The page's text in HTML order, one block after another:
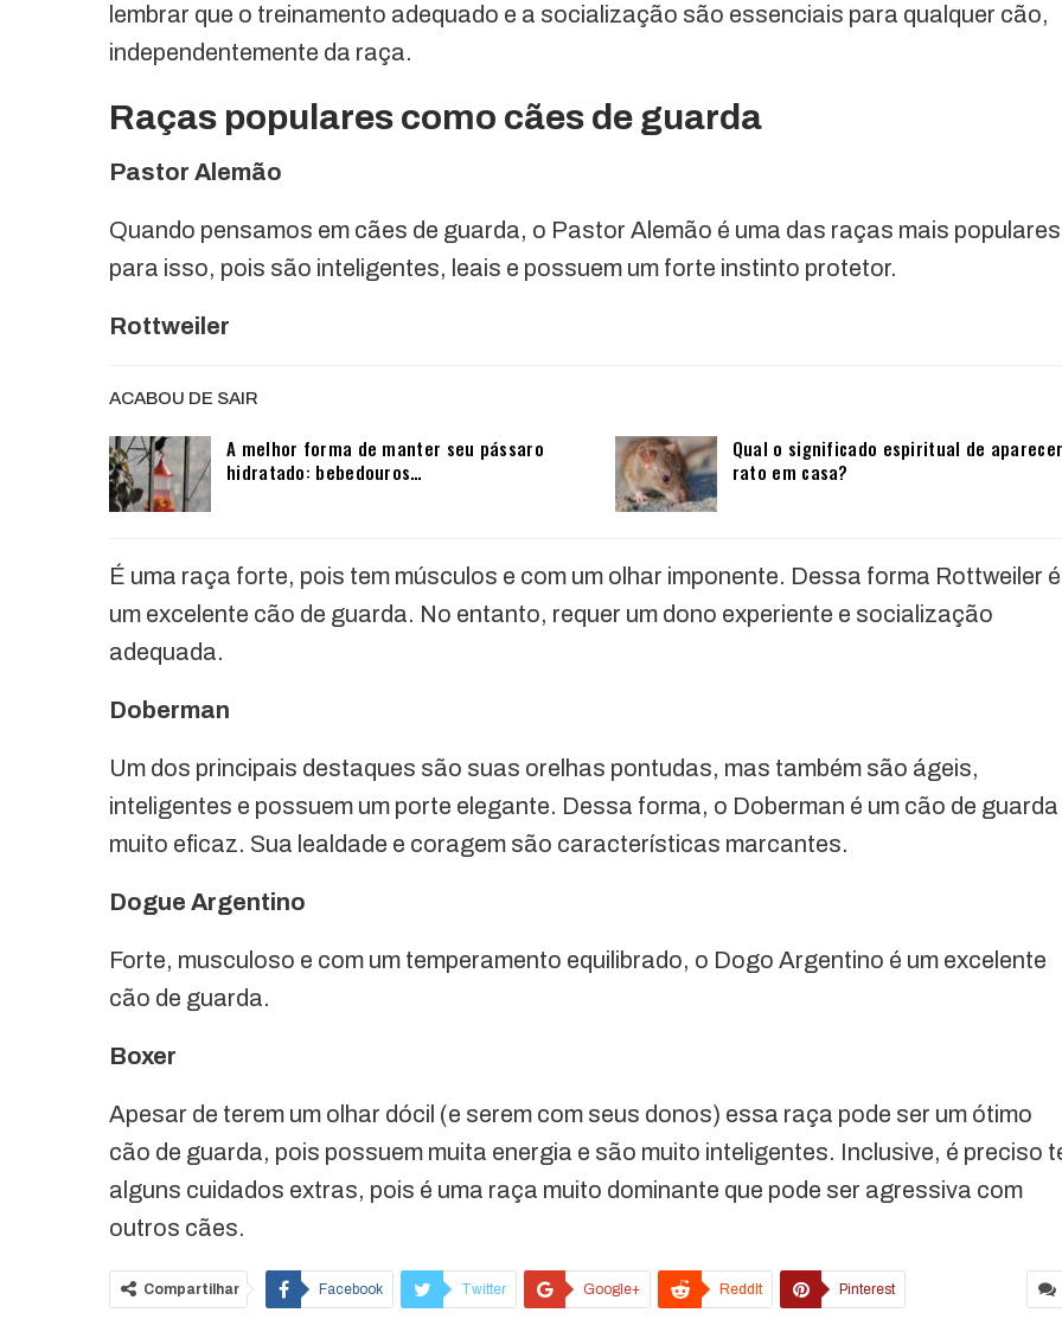
lembrar que o treinamento adequado e a socialização são essenciais para qualquer cão,
independentemente da raça.
Raças populares como cães de guarda
Pastor Alemão
Quando pensamos em cães de guarda, o Pastor Alemão é uma das raças mais populares
para isso, pois são inteligentes, leais e possuem um forte instinto protetor.
Rottweiler
ACABOU DE SAIR
A melhor forma de manter seu pássaro
hidratado: bebedouros…
Qual o significado espiritual de
rato em casa?
É uma raça forte, pois tem músculos e com um olhar imponente. Dessa forma Rottweiler é
um excelente cão de guarda. No entanto, requer um dono experiente e socialização
adequada.
Doberman
Um dos principais destaques são suas orelhas pontudas, mas também são ágeis,
inteligentes e possuem um porte elegante. Dessa forma, o Doberman é um cão de guarda
muito eficaz. Sua lealdade e coragem são características marcantes.
Dogue Argentino
Forte, musculoso e com um temperamento equilibrado, o Dogo Argentino é um excelente
cão de guarda.
Boxer
Apesar de terem um olhar dócil (e serem com seus donos) essa raça pode ser um ótimo
cão de guarda, pois possuem muita energia e são muito inteligentes. Inclusive, é preciso
alguns cuidados extras, pois é uma raça muito dominante que pode ser agressiva com
outros cães.
Compartilhar Facebook Twitter Google+ ReddIt Pinterest